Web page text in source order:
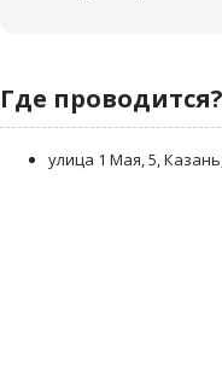
Где проводится?
улица 1 Мая, 5,